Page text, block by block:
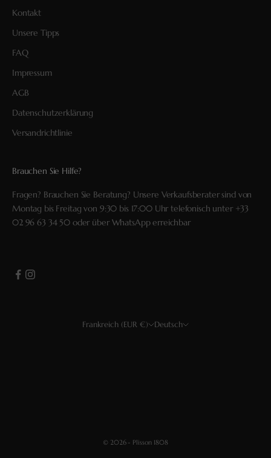
Kontakt
Unsere Tipps
FAQ
Impressum
AGB
Datenschutzerklärung
Versandrichtlinie
Brauchen Sie Hilfe?
Fragen? Brauchen Sie Beratung? Unsere Verkaufsberater sind von
Montag bis Freitag von 9:30 bis 17:00 Uhr telefonisch unter +33
02 96 63 34 50 oder überWhatsApperreichbar
Frankreich (EUR €) Deutsch
© 2026 - Plisson 1808